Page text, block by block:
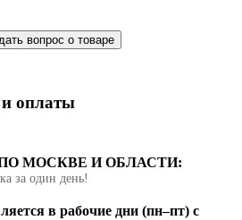
вопрос о товаре
и оплаты
МОСКВЕ И ОБЛАСТИ:
за один день!
в рабочие дни (пн–пт) с